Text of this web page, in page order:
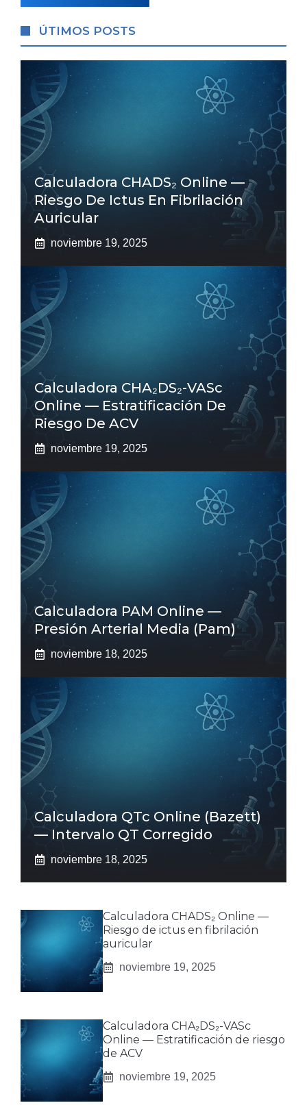
ÚTIMOS POSTS
Calculadora CHADS₂ Online —
Riesgo De Ictus En Fibrilación
Auricular
noviembre 19, 2025
Calculadora CHA₂DS₂-VASc
Online — Estratificación De
Riesgo De ACV
noviembre 19, 2025
Calculadora PAM Online —
Presión Arterial Media (pam)
noviembre 18, 2025
Calculadora QTc Online (Bazett)
— Intervalo QT Corregido
noviembre 18, 2025
Calculadora CHADS₂ Online —
Riesgo de ictus en fibrilación
auricular
noviembre 19, 2025
Calculadora CHA₂DS₂-VASc
Online — Estratificación de riesgo
de ACV
noviembre 19, 2025